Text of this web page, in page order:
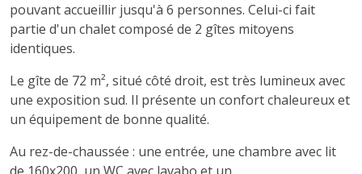
pouvant accueillir jusqu'à 6 personnes. Celui-ci fait
partie d'un chalet composé de 2 gîtes mitoyens
identiques.
Le gîte de 72 m², situé côté droit, est très lumineux avec
une exposition sud. Il présente un confort chaleureux et
un équipement de bonne qualité.
Au rez-de-chaussée : une entrée, une chambre avec lit